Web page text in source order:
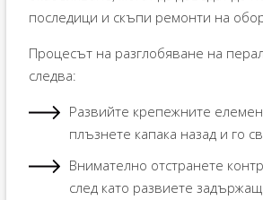
последици и скъпи ремонти на
Процесът на разглобяване на
следва:
Развийте крепежните
плъзнете капака назад и го
Внимателно отстранете
след като развиете